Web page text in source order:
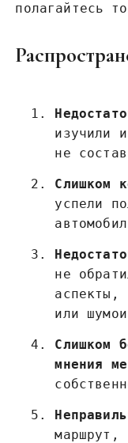
полагайтесь
изучили
не
Слишком
успели
не
аспекты,
или
Слишком
мнения
маршрут,